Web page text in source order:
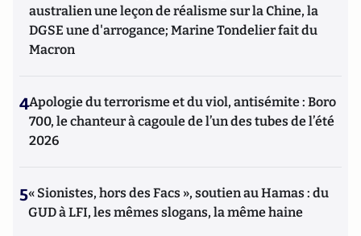
australien une leçon de réalisme sur la Chine, la
DGSE une d'arrogance; Marine Tondelier fait du
Macron
4Apologie du terrorisme et du viol, antisémite : Boro
700, le chanteur à cagoule de l’un des tubes de l’été
2026
5« Sionistes, hors des Facs », soutien au Hamas : du
GUD à LFI, les mêmes slogans, la même haine